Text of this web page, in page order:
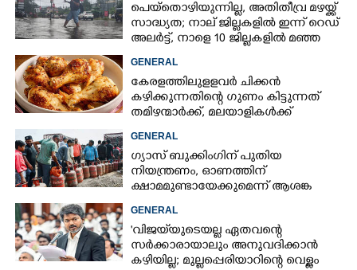
പെയ്തൊഴിയുന്നില്ല, അതിതീവ്ര മഴയ്ക്ക്
സാദ്ധ്യത;​ നാല് ജില്ലകളിൽ ഇന്ന് റെഡ്
അലർട്ട്,​ നാളെ 10 ജില്ലകളിൽ മഞ്ഞ
GENERAL
കേരളത്തിലുളളവർ ചിക്കൻ
കഴിക്കുന്നതിന്റെ ഗുണം കിട്ടുന്നത്
തമിഴന്മാർക്ക്, മലയാളികൾക്ക്
GENERAL
ഗ്യാസ് ബുക്കിംഗിന് പുതിയ
നിയന്ത്രണം, ഓണത്തിന്
ക്ഷാമമുണ്ടായേക്കുമെന്ന് ആശങ്ക
GENERAL
'വിജയ്‌യുടെയല്ല ഏതവന്റെ
സർക്കാരായാലും അനുവദിക്കാൻ
കഴിയില്ല; മുല്ലപ്പെരിയാറിന്റെ വെള്ളം